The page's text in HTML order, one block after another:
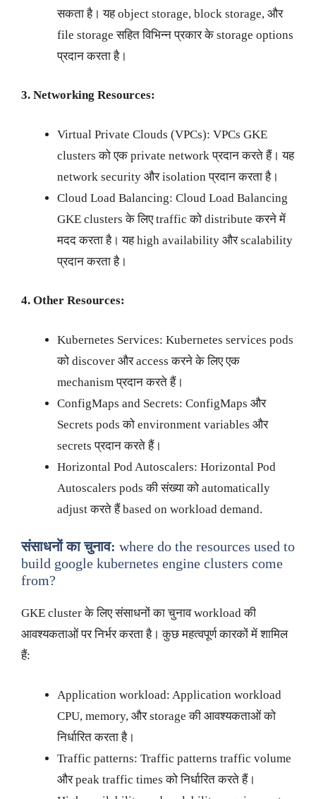
सकता है। यह object storage, block storage, और
file storage सहित विभिन्न प्रकार के storage options
प्रदान करता है।
3. Networking Resources:
Virtual Private Clouds (VPCs): VPCs GKE
clusters को एक private network प्रदान करते हैं। यह
network security और isolation प्रदान करता है।
Cloud Load Balancing: Cloud Load Balancing
GKE clusters के लिए traffic को distribute करने में
मदद करता है। यह high availability और scalability
प्रदान करता है।
4. Other Resources:
Kubernetes Services: Kubernetes services pods
को discover और access करने के लिए एक
mechanism प्रदान करते हैं।
ConfigMaps and Secrets: ConfigMaps और
Secrets pods को environment variables और
secrets प्रदान करते हैं।
Horizontal Pod Autoscalers: Horizontal Pod
Autoscalers pods की संख्या को automatically
adjust करते हैं based on workload demand.
संसाधनों का चुनाव: where do the resources used to
build google kubernetes engine clusters come
from?
GKE cluster के लिए संसाधनों का चुनाव workload की
आवश्यकताओं पर निर्भर करता है। कुछ महत्वपूर्ण कारकों में शामिल
हैं:
Application workload: Application workload
CPU, memory, और storage की आवश्यकताओं को
निर्धारित करता है।
Traffic patterns: Traffic patterns traffic volume
और peak traffic times को निर्धारित करते हैं।